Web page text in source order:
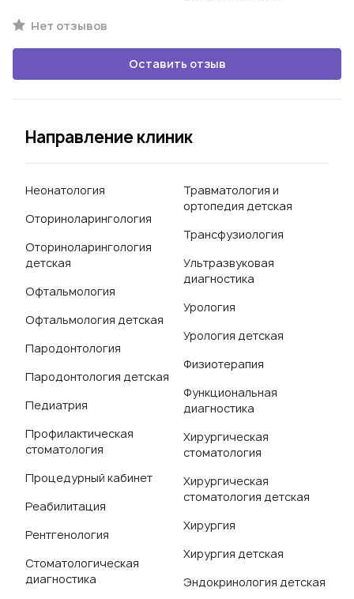
Нет отзывов
Оставить отзыв
Направление клиник
Неонатология
Оториноларингология
Оториноларингология
детская
Офтальмология
Офтальмология детская
Пародонтология
Пародонтология детская
Педиатрия
Профилактическая
стоматология
Процедурный кабинет
Реабилитация
Рентгенология
Стоматологическая
диагностика
Травматология и
ортопедия детская
Трансфузиология
Ультразвуковая
диагностика
Урология
Урология детская
Физиотерапия
Функциональная
диагностика
Хирургическая
стоматология
Хирургическая
стоматология детская
Хирургия
Хирургия детская
Эндокринология детская